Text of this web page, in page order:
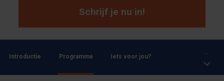
Schrijf je nu in!
Introductie Programma Iets voor jou?